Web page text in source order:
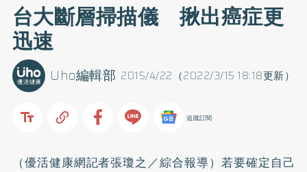
台大斷層掃描儀 揪出癌症更
迅速
2015/4/22（2022/3/15 18:18更新）
Uho編輯部
追蹤訂閱
（優活健康網記者張瓊之／綜合報導）若要確定自己